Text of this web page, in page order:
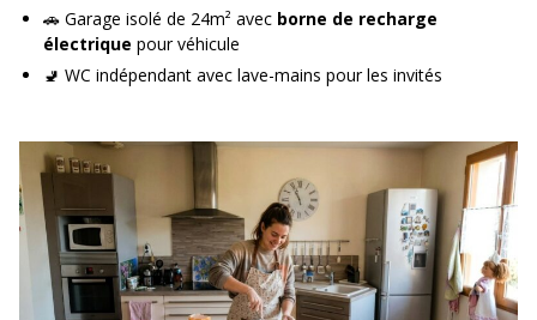
🚗 Garage isolé de 24m² avec borne de recharge
électrique pour véhicule
🚽 WC indépendant avec lave-mains pour les invités